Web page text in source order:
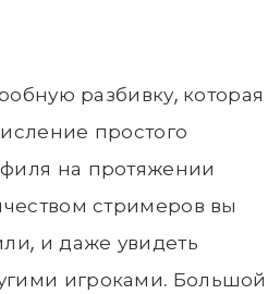
разбивку, которая
простого
на протяжении
стримеров вы
и даже увидеть
игроками. Большой